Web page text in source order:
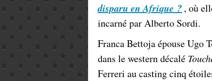
disparu en Afrique ?, où
incarné par Alberto Sordi.
Franca Bettoja épouse Ugo
dans le western décalé
Ferreri au casting cinq